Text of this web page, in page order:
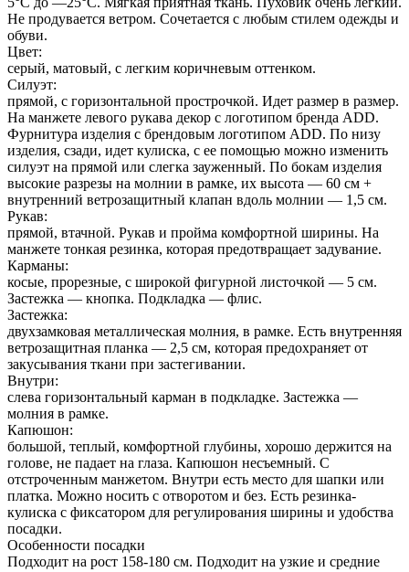
Не продувается ветром. Сочетается с любым стилем одежды и
обуви.
Цвет:
серый, матовый, с легким коричневым оттенком.
Силуэт:
прямой, с горизонтальной прострочкой. Идет размер в размер.
На манжете левого рукава декор с логотипом бренда ADD.
Фурнитура изделия с брендовым логотипом ADD. По низу
изделия, сзади, идет кулиска, с ее помощью можно изменить
силуэт на прямой или слегка зауженный. По бокам изделия
высокие разрезы на молнии в рамке, их высота — 60 см +
внутренний ветрозащитный клапан вдоль молнии — 1,5 см.
Рукав:
прямой, втачной. Рукав и пройма комфортной ширины. На
манжете тонкая резинка, которая предотвращает задувание.
Карманы:
косые, прорезные, с широкой фигурной листочкой — 5 см.
Застежка — кнопка. Подкладка — флис.
Застежка:
двухзамковая металлическая молния, в рамке. Есть внутренняя
ветрозащитная планка — 2,5 см, которая предохраняет от
закусывания ткани при застегивании.
Внутри:
слева горизонтальный карман в подкладке. Застежка —
молния в рамке.
Капюшон:
большой, теплый, комфортной глубины, хорошо держится на
голове, не падает на глаза. Капюшон несъемный. С
отстроченным манжетом. Внутри есть место для шапки или
платка. Можно носить с отворотом и без. Есть резинка-
кулиска с фиксатором для регулирования ширины и удобства
посадки.
Особенности посадки
Подходит на рост 158-180 см. Подходит на узкие и средние